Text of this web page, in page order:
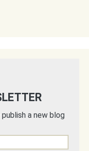
a new blog